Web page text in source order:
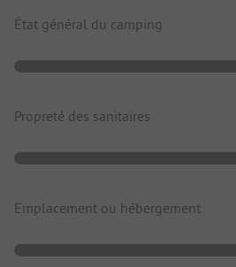
État général du camping
Propreté des sanitaires
Emplacement ou hébergement